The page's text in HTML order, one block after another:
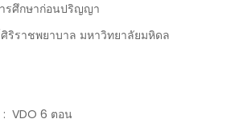
รศึกษาก่อนปริญญา
ริราชพยาบาล มหาวิทยาลัยมหิดล
: VDO 6 ตอน